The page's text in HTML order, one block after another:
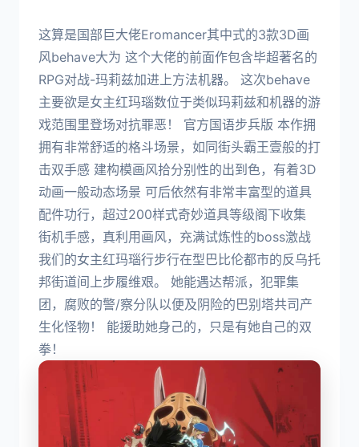
这算是国部巨大佬Eromancer其中式的3款3D画
风behave大为 这个大佬的前面作包含毕超著名的
RPG对战-玛莉兹加进上方法机器。 这次behave
主要欲是女主红玛瑙数位于类似玛莉兹和机器的游
戏范围里登场对抗罪恶！ 官方国语步兵版 本作拥
拥有非常舒适的格斗场景，如同街头霸王壹般的打
击双手感 建构模画风拾分别性的出到色，有着3D
动画一般动态场景 可后依然有非常丰富型的道具
配件功行，超过200样式奇妙道具等级阁下收集
街机手感，真利用画风，充满试炼性的boss激战
我们的女主红玛瑙行步行在型巴比伦都市的反乌托
邦街道间上步履维艰。 她能遇达帮派，犯罪集
团，腐败的警/察分队以便及阴险的巴别塔共司产
生化怪物！ 能援助她身己的，只是有她自己的双
拳！